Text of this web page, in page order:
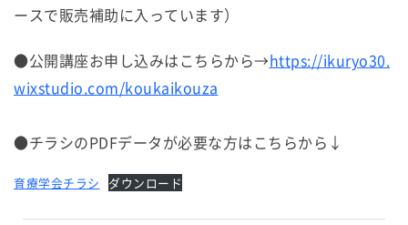
ースで販売補助に入っています）
●公開講座お申し込みはこちらから→https://ikuryo30.
wixstudio.com/koukaikouza
●チラシのPDFデータが必要な方はこちらから↓
育療学会チラシ ダウンロード